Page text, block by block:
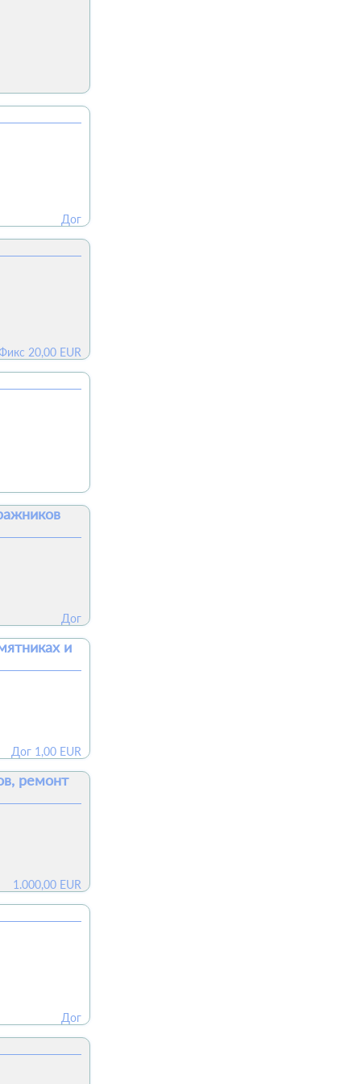
Дог
20,00 EUR
Дог
и
Дог 1,00 EUR
ремонт
1.000,00 EUR
Дог